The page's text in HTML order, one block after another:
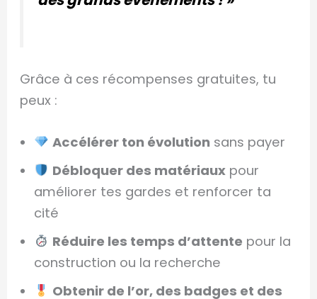
Grâce à ces récompenses gratuites, tu
peux :
Accélérer ton évolution sans payer
Débloquer des matériauxpour
améliorer tes gardes et renforcer ta
cité
Réduire les temps d’attente pour la
construction ou la recherche
Obtenir de l’or, des badges et des